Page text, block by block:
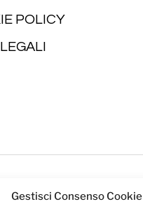
Gestisci Consenso Cookie
POLICY